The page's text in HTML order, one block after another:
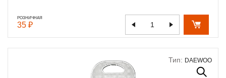
РОЗНИЧНАЯ
35 ₽
Тип: DAEWOO